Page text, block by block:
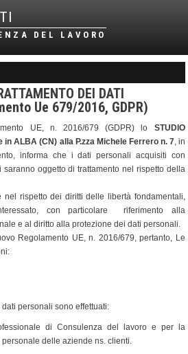
DEL LAVORO
DEI DATI
Ue 679/2016, GDPR)
UE, n. 2016/679 (GDPR) lo STUDIO
in ALBA (CN) alla P.zza Michele Ferrero n. 7, in
informa che i dati personali acquisiti con
oggetto di trattamento nel rispetto della
nel rispetto dei diritti delle libertà fondamentali,
con particolare riferimento alla
e al diritto alla protezione dei dati personali.
Regolamento UE, n. 2016/679, pertanto, Le
personali sono effettuati:
di Consulenza del lavoro e per la
delle aziende ns. clienti.